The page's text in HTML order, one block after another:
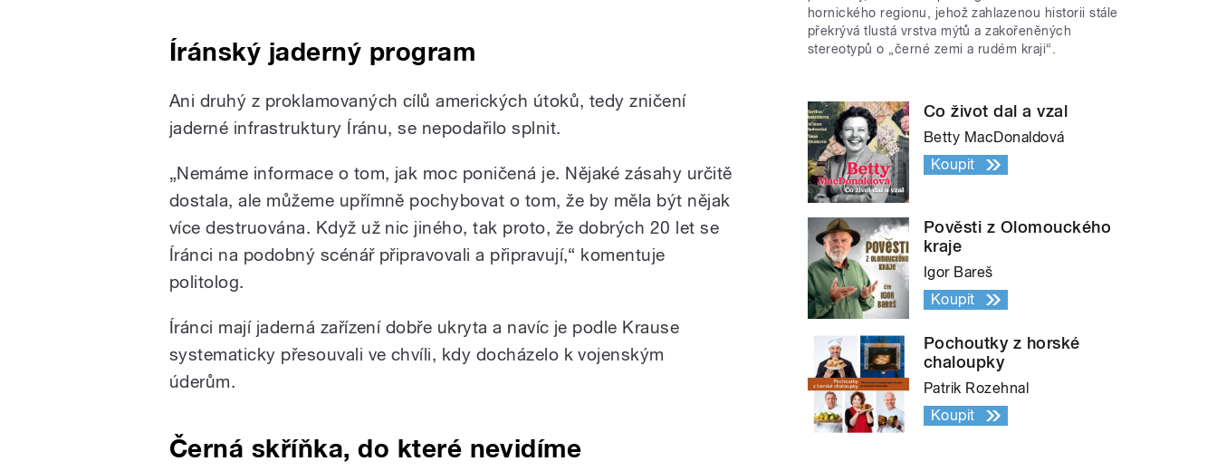
Íránský jaderný program
Ani druhý z proklamovaných cílů amerických útoků, tedy zničení
jaderné infrastruktury Íránu, se nepodařilo splnit.
„Nemáme informace o tom, jak moc poničená je. Nějaké zásahy určitě
dostala, ale můžeme upřímně pochybovat o tom, že by měla být nějak
více destruována. Když už nic jiného, tak proto, že dobrých 20 let se
Íránci na podobný scénář připravovali a připravují,“ komentuje
politolog.
Íránci mají jaderná zařízení dobře ukryta a navíc je podle Krause
systematicky přesouvali ve chvíli, kdy docházelo k vojenským
úderům.
Černá skříňka, do které nevidíme
hornického regionu, jehož zahlazenou historii stále
překrývá tlustá vrstva mýtů a zakořeněných
stereotypů o „černé zemi a rudém kraji“.
Co život dal a vzal
Betty MacDonaldová
Koupit
Pověsti z Olomouckého
kraje
Igor Bareš
Koupit
Pochoutky z horské
chaloupky
Patrik Rozehnal
Koupit